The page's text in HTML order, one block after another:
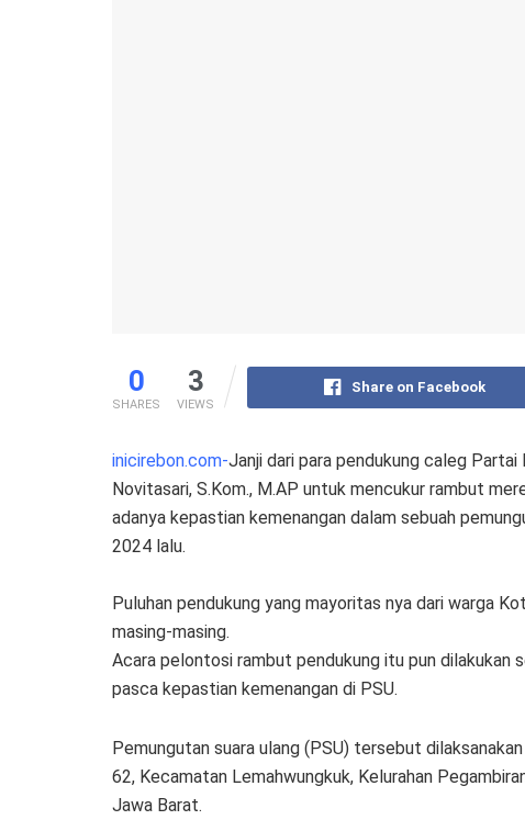
0
SHARES
3
VIEWS
Share on Facebook
inicirebon.com-Janji dari para pendukung caleg
Novitasari, S.Kom., M.AP untuk mencukur rambut
adanya kepastian kemenangan dalam sebuah
2024 lalu.
Puluhan pendukung yang mayoritas nya dari warga
masing-masing.
Acara pelontosi rambut pendukung itu pun dilakukan
pasca kepastian kemenangan di PSU.
Pemungutan suara ulang (PSU) tersebut
62, Kecamatan Lemahwungkuk, Kelurahan
Jawa Barat.